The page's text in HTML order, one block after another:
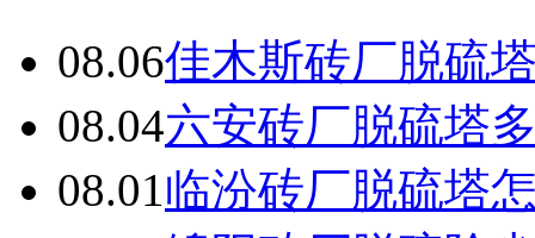
08.06佳木斯砖厂脱硫
08.04六安砖厂脱硫塔
08.01 临汾砖厂脱硫塔